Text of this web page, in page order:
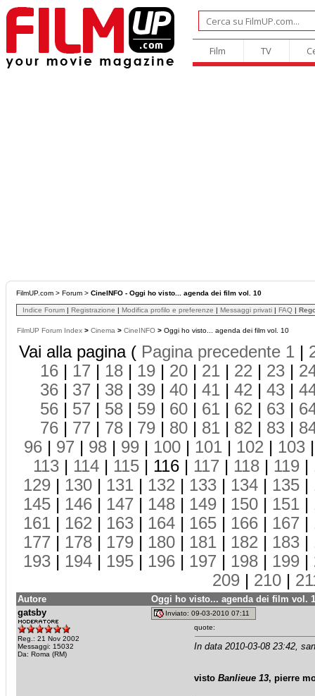
Film TV
FilmUP.com > Forum > CineINFO - Oggi ho visto... agenda dei film vol. 10
Indice Forum | Registrazione | Modifica profilo e preferenze | Messaggi privati | FAQ |
FilmUP Forum Index > Cinema > CineINFO > Oggi ho visto... agenda dei film vol. 10
Vai alla pagina ( Pagina precedente 1 |
16 | 17 | 18 | 19 | 20 | 21 | 22 | 23 |
36 | 37 | 38 | 39 | 40 | 41 | 42 | 43 |
56 | 57 | 58 | 59 | 60 | 61 | 62 | 63 |
76 | 77 | 78 | 79 | 80 | 81 | 82 | 83 |
96 | 97 | 98 | 99 | 100 | 101 | 102 | 103
113 | 114 | 115 | 116 | 117 | 118 | 119 |
129 | 130 | 131 | 132 | 133 | 134 | 135 |
145 | 146 | 147 | 148 | 149 | 150 | 151 |
161 | 162 | 163 | 164 | 165 | 166 | 167 |
177 | 178 | 179 | 180 | 181 | 182 | 183 |
193 | 194 | 195 | 196 | 197 | 198 | 199 |
209 | 210 |
Autore
Oggi ho visto... agenda dei film vol.
gatsby
Reg.: 21 Nov 2002
Messaggi: 15032
Da: Roma (RM)
Inviato: 09-03-2010 07:11
quote:
In data 2010-03-08 23:42,
vistoBanlieue 13, pierre